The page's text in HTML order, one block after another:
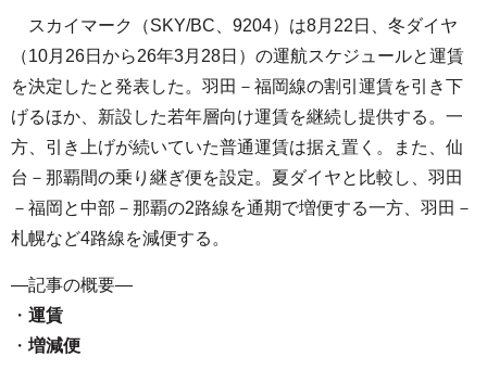
スカイマーク（SKY/BC、9204）は8月22日、冬ダイヤ
（10月26日から26年3月28日）の運航スケジュールと運賃
を決定したと発表した。羽田－福岡線の割引運賃を引き下
げるほか、新設した若年層向け運賃を継続し提供する。一
方、引き上げが続いていた普通運賃は据え置く。また、仙
台－那覇間の乗り継ぎ便を設定。夏ダイヤと比較し、羽田
－福岡と中部－那覇の2路線を通期で増便する一方、羽田－
札幌など4路線を減便する。
—記事の概要—
・ 運賃
・ 増減便